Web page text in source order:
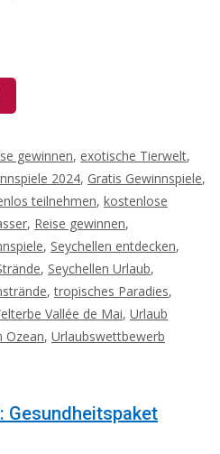
gewinnen, exotische Tierwelt,
2024, Gratis Gewinnspiele,
teilnehmen, kostenlose
, Reise gewinnen,
, Seychellen entdecken,
, Seychellen Urlaub,
,tropisches Paradies,
Vallée de Mai, Urlaub
Ozean, Urlaubswettbewerb
Gesundheitspaket